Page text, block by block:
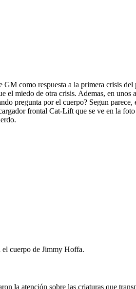
como respuesta a la primera crisis
el miedo de otra crisis. Ademas, en unos
pregunta por el cuerpo? Segun
frontal Cat-Lift que se ve en la
el cuerpo de Jimmy Hoffa.
la atención sobre las criaturas que